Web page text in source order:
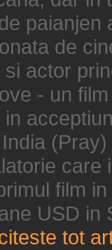
de
actor
- un
film
USD in
tot